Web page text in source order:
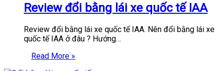
Review đổi bằng lái xe quốc tế IAA
Review đổi bằng lái xe quốc tế IAA. Nên đổi bằng lái xe
quốc tế IAA ở đâu ? Hướng…
Read More »